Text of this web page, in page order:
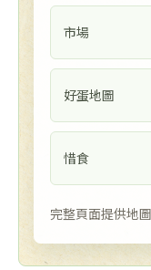
市場
好蛋地圖
惜食
完整頁面提供地